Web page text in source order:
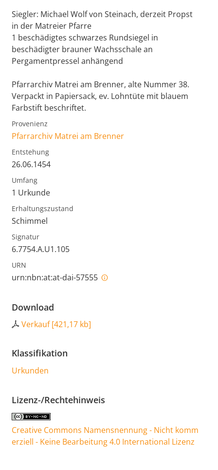
Siegler: Michael Wolf von Steinach, derzeit Propst
in der Matreier Pfarre
1 beschädigtes schwarzes Rundsiegel in
beschädigter brauner Wachsschale an
Pergamentpressel anhängend
Pfarrarchiv Matrei am Brenner, alte Nummer 38.
Verpackt in Papiersack, ev. Lohntüte mit blauem
Farbstift beschriftet.
Provenienz
Pfarrarchiv Matrei am Brenner
Entstehung
26.06.1454
Umfang
1 Urkunde
Erhaltungszustand
Schimmel
Signatur
6.7754.A.U1.105
URN
urn:nbn:at:at-dai-57555
Download
Verkauf[421,17 kb]
Klassifikation
Urkunden
Lizenz-/Rechtehinweis
Creative Commons Namensnennung - Nicht komm
erziell - Keine Bearbeitung 4.0 International Lizenz